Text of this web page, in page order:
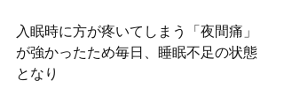
入眠時に方が疼いてしまう「夜間痛」
が強かったため毎日、睡眠不足の状態
となり